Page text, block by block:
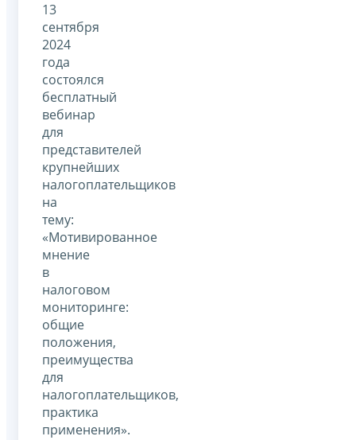
13
сентября
2024
года
состоялся
бесплатный
вебинар
для
представителей
крупнейших
налогоплательщиков
на
тему:
«Мотивированное
мнение
в
налоговом
мониторинге:
общие
положения,
преимущества
для
налогоплательщиков,
практика
применения».